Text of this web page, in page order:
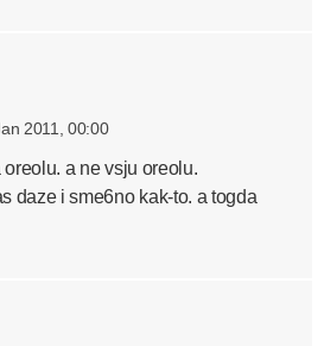
2011, 00:00
a ne vsju oreolu.
daze i sme6no kak-to. a togda